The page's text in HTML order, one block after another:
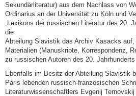
Sekundärliteratur) aus dem Nachlass von
Ordinarius an der Universität zu Köln und
„Lexikons der russischen Literatur des 20.
die
Abteilung Slavistik das Archiv Kasacks
Materialien (Manuskripte, Korrespondenz,
zu russischen Autoren des 20. Jahrhunderts
Ebenfalls im Besitz der Abteilung Slavistik
Paris lebenden russisch-französischen
Literaturwissenschaftlers Evgenij Ternovskij